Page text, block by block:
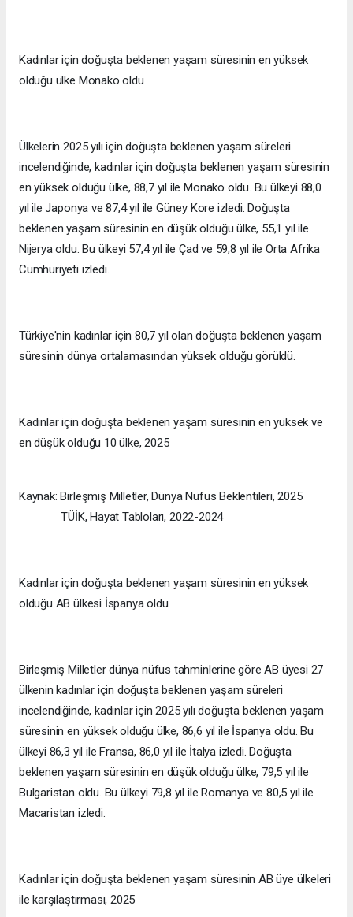
Kadınlar için doğuşta beklenen yaşam süresinin en yüksek
olduğu ülke Monako oldu
Ülkelerin 2025 yılı için doğuşta beklenen yaşam süreleri
incelendiğinde, kadınlar için doğuşta beklenen yaşam süresinin
en yüksek olduğu ülke, 88,7 yıl ile Monako oldu. Bu ülkeyi 88,0
yıl ile Japonya ve 87,4 yıl ile Güney Kore izledi. Doğuşta
beklenen yaşam süresinin en düşük olduğu ülke, 55,1 yıl ile
Nijerya oldu. Bu ülkeyi 57,4 yıl ile Çad ve 59,8 yıl ile Orta Afrika
Cumhuriyeti izledi.
Türkiye'nin kadınlar için 80,7 yıl olan doğuşta beklenen yaşam
süresinin dünya ortalamasından yüksek olduğu görüldü.
Kadınlar için doğuşta beklenen yaşam süresinin en yüksek ve
en düşük olduğu 10 ülke, 2025
Kaynak: Birleşmiş Milletler, Dünya Nüfus Beklentileri, 2025
TÜİK, Hayat Tabloları, 2022-2024
Kadınlar için doğuşta beklenen yaşam süresinin en yüksek
olduğu AB ülkesi İspanya oldu
Birleşmiş Milletler dünya nüfus tahminlerine göre AB üyesi 27
ülkenin kadınlar için doğuşta beklenen yaşam süreleri
incelendiğinde, kadınlar için 2025 yılı doğuşta beklenen yaşam
süresinin en yüksek olduğu ülke, 86,6 yıl ile İspanya oldu. Bu
ülkeyi 86,3 yıl ile Fransa, 86,0 yıl ile İtalya izledi. Doğuşta
beklenen yaşam süresinin en düşük olduğu ülke, 79,5 yıl ile
Bulgaristan oldu. Bu ülkeyi 79,8 yıl ile Romanya ve 80,5 yıl ile
Macaristan izledi.
Kadınlar için doğuşta beklenen yaşam süresinin AB üye ülkeleri
ile karşılaştırması, 2025